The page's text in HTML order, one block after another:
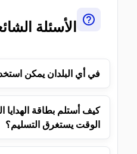
الأسئلة الشائعة
في أي البلدان يمكن استخدام
كيف أستلم بطاقة الهدايا
الوقت يستغرق التسليم؟